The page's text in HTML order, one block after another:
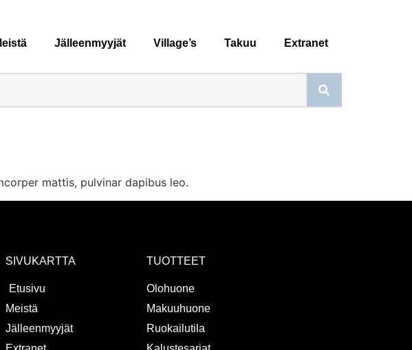
Jälleenmyyjät Village’s Takuu Extranet
mattis, pulvinar dapibus leo.
SIVUKARTTA
Etusivu
Meistä
Jälleenmyyjät
TUOTTEET
Olohuone
Makuuhuone
Ruokailutila